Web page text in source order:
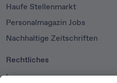
Haufe Stellenmarkt
Personalmagazin Jobs
Nachhaltige Zeitschriften
Rechtliches
Impressum